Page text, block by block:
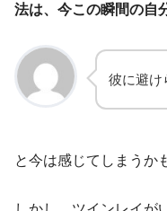
法は、今この瞬間の自
彼に避
と今は感じてしまうか